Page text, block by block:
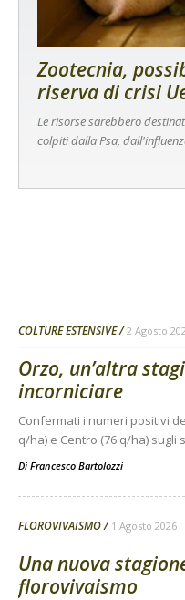
Zootecnia,
riserva di crisi
Le risorse sarebbero
colpiti dalla Psa,
COLTURE ESTENSIVE 2 Agosto
Orzo, un’altra
incorniciare
Confermati i numeri positivi
q/ha) e Centro (76 q/ha) sugli
Di Francesco Bartolozzi
FLOROVIVAISMO 1 Agosto 2026
Una nuova
florovivaismo